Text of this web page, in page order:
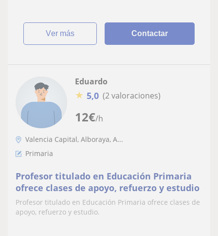
ver más Contactar
12€/h
Eduardo
★ 5,0 (2 valoraciones)
Valencia Capital, Alboraya, A...
Primaria
Profesor titulado en Educación Primaria
ofrece clases de apoyo, refuerzo y estudio
Profesor titulado en Educación Primaria ofrece clases de
apoyo, refuerzo y estudio.